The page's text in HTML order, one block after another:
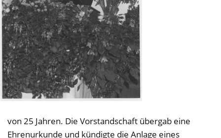
von 25 Jahren. Die Vorstandschaft übergab eine
Ehrenurkunde und kündigte die Anlage eines